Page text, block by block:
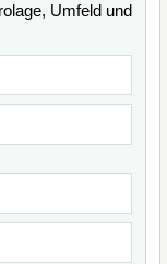
Umfeld und